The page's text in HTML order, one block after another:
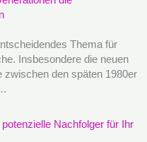
Thema für
Insbesondere die neuen
zwischen den späten 1980er
Nachfolger für Ihr